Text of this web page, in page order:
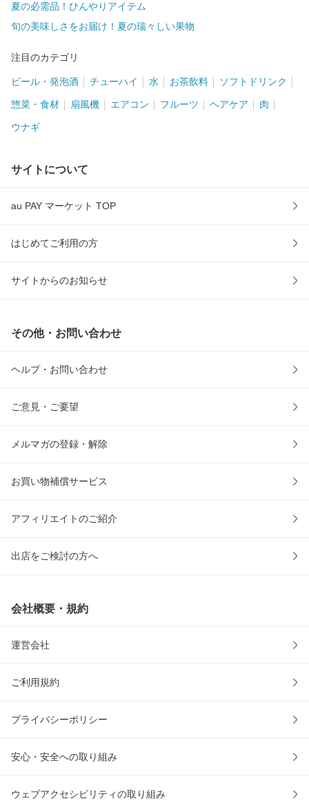
夏の必需品！ひんやりアイテム
旬の美味しさをお届け！夏の瑞々しい果物
注目のカテゴリ
ビール・発泡酒 チューハイ 水 お茶飲料 ソフトドリンク
惣菜・食材 扇風機 エアコン フルーツ ヘアケア 肉
ウナギ
サイトについて
au PAY マーケット TOP
はじめてご利用の方
サイトからのお知らせ
その他・お問い合わせ
ヘルプ・お問い合わせ
ご意見・ご要望
メルマガの登録・解除
お買い物補償サービス
アフィリエイトのご紹介
出店をご検討の方へ
会社概要・規約
運営会社
ご利用規約
プライバシーポリシー
安心・安全への取り組み
ウェブアクセシビリティの取り組み